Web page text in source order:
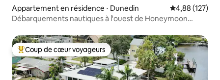
Appartement en résidence ⋅ Dunedin Évaluation
4,88 (127)
Débarquements nautiques à l'ouest de Honeymoon
Coups de cœur voyageurs les plus appréciés
Coup de cœur voyageurs